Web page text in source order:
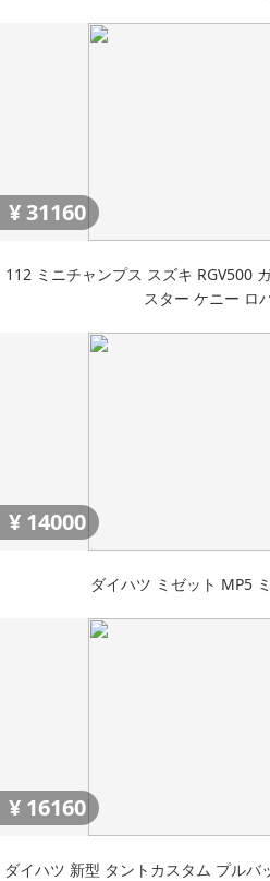
¥31160
112 ミニチャンプス スズキ RGV500
スター ケニー ロ
¥ 14000
ダイハツ ミゼット MP5
¥ 16160
ダイハツ 新型 タントカスタム プルバ